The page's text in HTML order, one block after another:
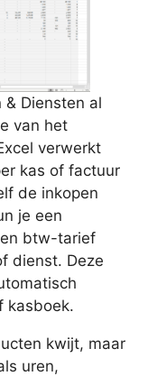
Diensten al
van het
verwerkt
kas of factuur
de inkopen
je een
btw-tarief
dienst. Deze
kasboek.
kwijt, maar
uren,